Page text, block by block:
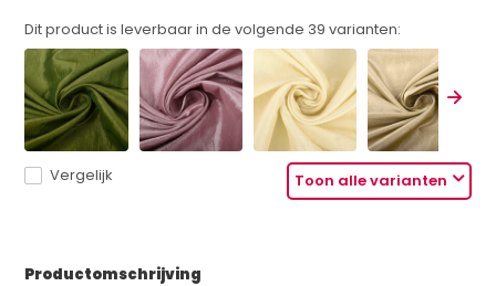
Dit product is leverbaar in de volgende 39 varianten:
Toon alle varianten
Vergelijk
Productomschrijving